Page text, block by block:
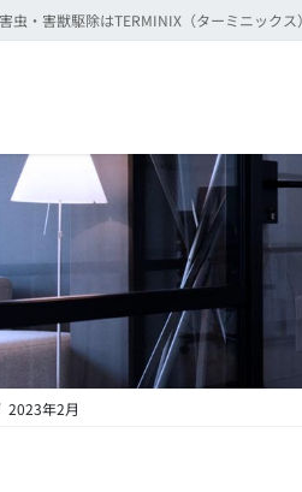
虫・害獣駆除はTERMINIX（ターミニックス
2023年2月